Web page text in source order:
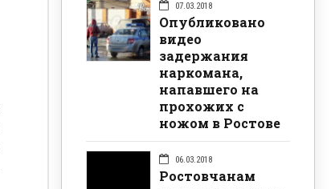
07.03.2018
Опубликовано
видео
задержания
наркомана,
напавшего на
прохожих с
ножом в Ростове
06.03.2018
Ростовчанам